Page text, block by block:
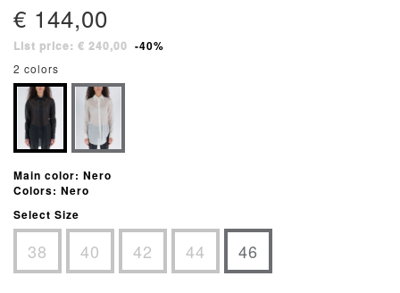
€ 144,00
List price: € 240,00 -40%
2 colors
Main color: Nero
Colors: Nero
Select Size
38 40 42 44 46